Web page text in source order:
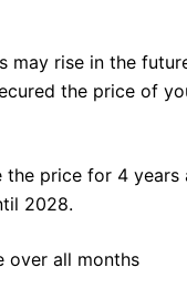
may rise in the
the price of
the price for 4 years
2028.
over all months